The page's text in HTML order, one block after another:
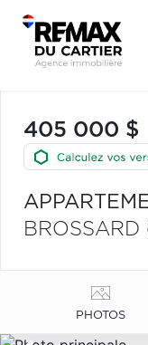
405 000 $
PHOTOS